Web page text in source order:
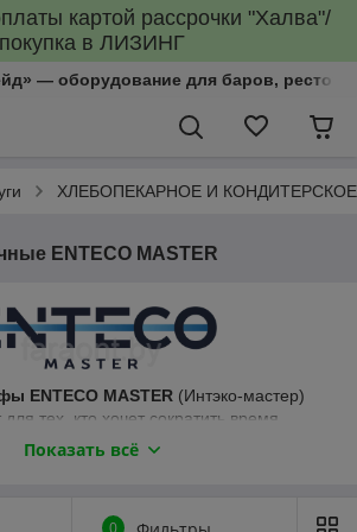
картой рассрочки "Халва"/
покупка в ЛИЗИНГ
— оборудование для баров,
ХЛЕБОПЕКАРНОЕ И
ENTECO MASTER
ENTECO MASTER (Интэко-мастер)
тех, кто хочет сократить время
потери качества выпечки. Шкафы
Показать всё
0